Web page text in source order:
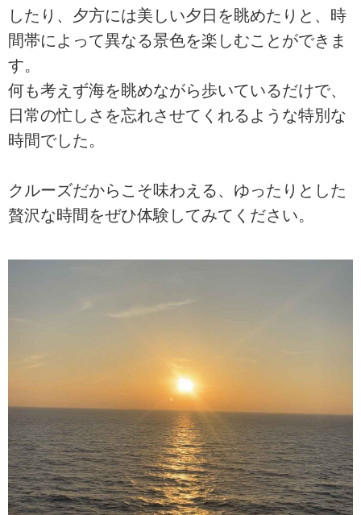
したり、夕方には美しい夕日を眺めたりと、時
間帯によって異なる景色を楽しむことができま
す。
何も考えず海を眺めながら歩いているだけで、
日常の忙しさを忘れさせてくれるような特別な
時間でした。
クルーズだからこそ味わえる、ゆったりとした
贅沢な時間をぜひ体験してみてください。